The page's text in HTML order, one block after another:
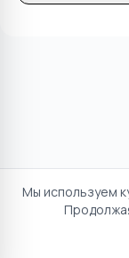
Мы используем